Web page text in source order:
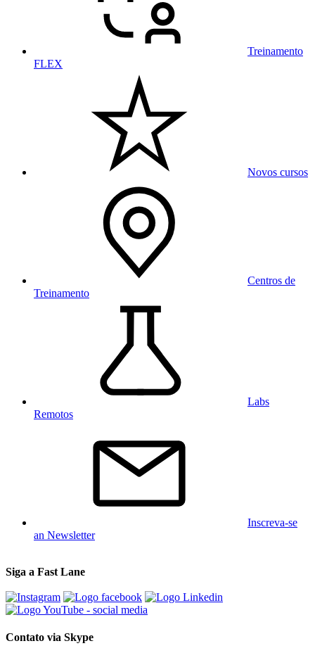
Treinamento
FLEX
Novos cursos
Centros de
Treinamento
Labs
Remotos
Inscreva-se
an Newsletter
Siga a Fast Lane
Contato via Skype